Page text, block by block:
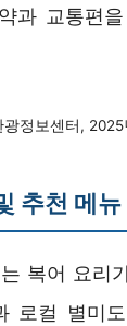
과 교통편
정보센터, 2025
추천 메뉴
복어 요리
로컬 별미